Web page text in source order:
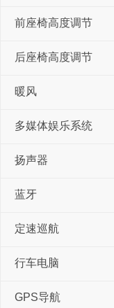
前座椅高度调节
后座椅高度调节
暖风
多媒体娱乐系统
扬声器
蓝牙
定速巡航
行车电脑
GPS导航